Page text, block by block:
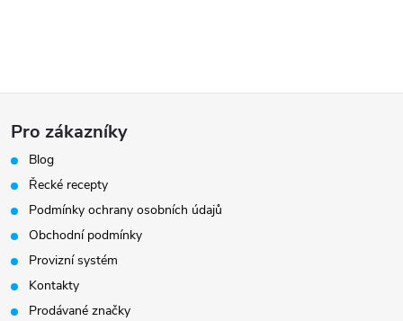
Z
á
p
a
t
Pro zákazníky
Blog
Řecké recepty
Podmínky ochrany osobních údajů
Obchodní podmínky
Provizní systém
Kontakty
Prodávané značky